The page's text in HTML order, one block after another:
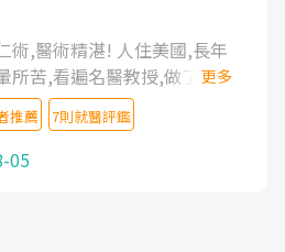
術,醫術精湛! 人住美國,長年
所苦,看遍名醫教授,做了各種
,中醫針灸及物理徒手治療都
類止痛藥都效果有限,只是壓
年失眠嚴重影響生活品質.
杜育才主任是頸頭症候群專
更多
推薦 7則就醫評鑑
05